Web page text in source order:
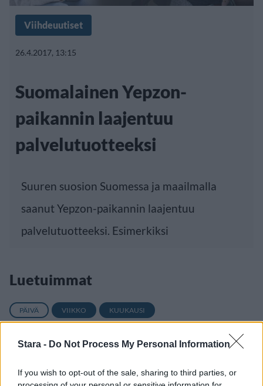
Stara - Do Not Process My Personal Information
If you wish to opt-out of the sale, sharing to third parties, or
Viihdeuutiset
26.4.2017, 13:15
Suomalainen Yepzon-
paikannin laajentuu
palvelutuotteeksi
Suuren suosion Suomessa ja maailmalla
saanut Yepzon-paikannin laajentuu
palvelutuotteeksi. Esimerkiksi
Luetuimmat
PÄIVÄ VIIKKO KUUKAUSI
muistuttaa tärkeästä ikärajasta
Sääennuste ulottuu nyt marraskuulle – tältä
näyttää syksyn sää